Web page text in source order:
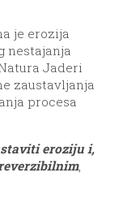
je erozija
nestajanja
Jaderi
zaustavljanja
procesa
eroziju i,
,